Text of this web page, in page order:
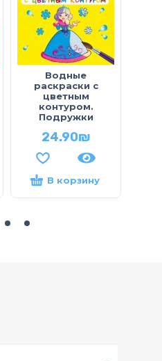
Водные
раскраски с
цветным
контуром.
Подружки
24.90₪
В корзину